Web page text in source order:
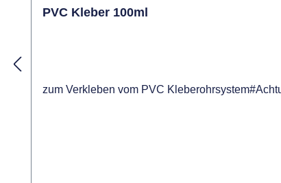
PVC Kleber 100ml
zum Verkleben vom PVC